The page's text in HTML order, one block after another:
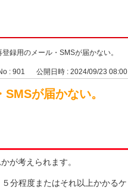
録用のメール・SMSが届かない。
: 901 公開日時 : 2024/09/23 08:00
が届かない。
が考えられます。
分程度またはそれ以上かかるケ